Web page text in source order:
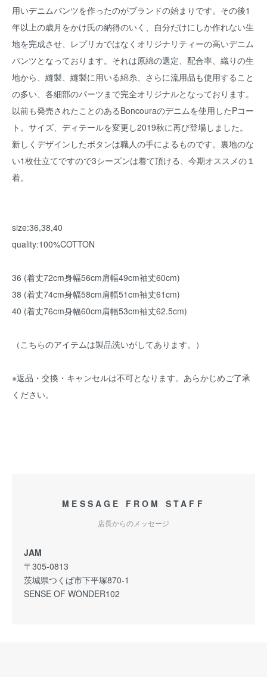
用いデニムパンツを作ったのがブランドの始まりです。その後1
年以上の歳月をかけ氏の納得のいく、自分だけにしか作れない生
地を完成させ、レプリカではなくオリジナリティーの高いデニム
パンツとなっております。それは原綿の選定、配合率、織りの生
地から、縫製、縫製に用いる綿糸、さらに流用品も使用すること
の多い、各細部のパーツまで完全オリジナルとなっております。
以前も発売されたことのあるBoncouraのデニムを使用したPコー
ト。サイズ、ディテールを変更し2019秋に再び登場しました。
新しくデザインしたボタンは職人の手によるものです。裏地のな
い1枚仕立てですので3シーズンは着て頂ける、今期オススメの１
着。
size:36,38,40
quality:100%COTTON
36 (着丈72cm身幅56cm肩幅49cm袖丈60cm)
38 (着丈74cm身幅58cm肩幅51cm袖丈61cm)
40 (着丈76cm身幅60cm肩幅53cm袖丈62.5cm)
（こちらのアイテムは製品洗いがしてあります。）
※返品・交換・キャンセルは不可となります。あらかじめご了承
ください。
MESSAGE FROM STAFF
店長からのメッセージ
JAM
〒305-0813
茨城県つくば市下平塚870-1
SENSE OF WONDER102